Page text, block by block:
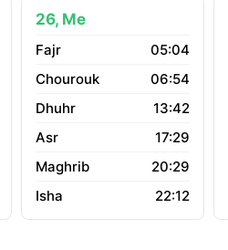
26, Me
05:04
06:54
13:42
17:29
20:29
22:12